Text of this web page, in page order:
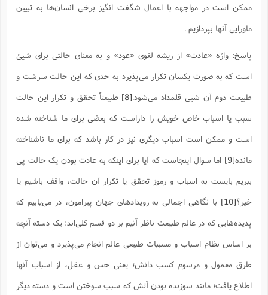
ممکن است در مواجهه با اعمال شگفت انگیز برخی انسان‌ها به تبیین
ماورایی آنها بپردازیم .
پاسخ: واژه «عادت» از ریشه لغوی «عود» و به معنای حالتی برای شیئ
است که به صورت یکسان تکرار می‌پذیرد به حدی که این حالت سرشت و
طبیعت دوم آن شیی قلمداد می‌شود.[8]
طبیعتاً تحقق و تکرار این حالت
سبب یا اسباب خاص خویش را داراست که بعضی برای ما شناخته شده
است و ممکن است اسباب دیگری نیز در کار باشد که برای ما ناشناخته
مانده[9]
اما سوال اینجاست که آیا برای اینکه به عادت بودن یک حالت پی
ببریم بایست به اسباب و رموز تحقق یا تکرار آن حالت، واقف باشیم یا
خیر؟[10]
با نگاهی اجمالی به رویداد‌های جهان پیرامون، در می‌یابیم که
پدیده‌هایی که در عالم طبیعت ناظر آنیم بر دو قسم کلی‌اند: یک دسته آنچه
بر اساس نظام اسباب و مسببات طبیعی عالم انجام می‌پذیرد و می‌توان از
طرق معمول و مرسوم کسب دانش؛ یعنی حس و عقل، از اسباب آنها
اطلاع یافت؛ مانند سوزنده بودن آتش که سبب سوختن است و دسته دیگر